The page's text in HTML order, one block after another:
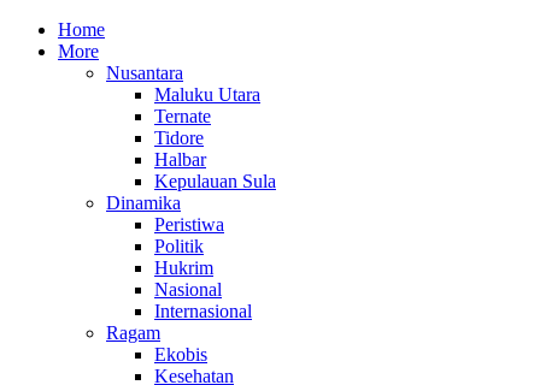
Home
More
Nusantara
Maluku Utara
Ternate
Tidore
Halbar
Kepulauan Sula
Dinamika
Peristiwa
Politik
Hukrim
Nasional
Internasional
Ragam
Ekobis
Kesehatan